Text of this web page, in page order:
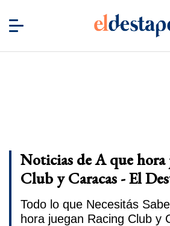
Noticias de A que
Club y Caracas - El
Todo lo que Necesitás
hora juegan Racing Club y